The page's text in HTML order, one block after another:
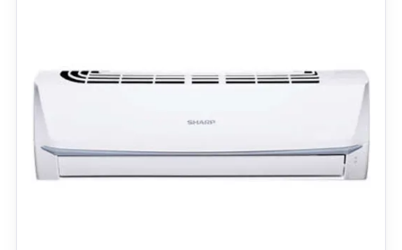
Fin ลดอับชื้น ลดเชื้อรา ยืดอายุการใช้งาน
ข้อเสีย
คอมเพรสเซอร์มีเสียงดัง